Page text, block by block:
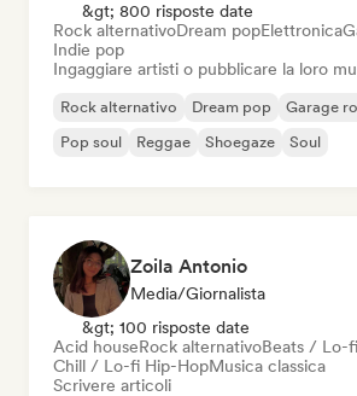
&gt; 800 risposte date
Rock alternativoDream popElettronica
Indie pop
Ingaggiare artisti o pubblicare la loro
Rock alternativo Dream pop Garage
Pop soul
Reggae Shoegaze Soul
Zoila Antonio
Media/Giornalista
&gt; 100 risposte date
Acid houseRock alternativoBeats / Lo-fi
Chill / Lo-fi Hip-HopMusica classica
Scrivere articoli